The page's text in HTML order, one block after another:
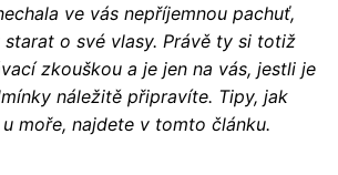
ve vás nepříjemnou pachuť,
starat o své vlasy. Právě ty si totiž
zkouškou a je jen na vás, jestli je
náležitě připravíte. Tipy, jak
moře, najdete v tomto článku.